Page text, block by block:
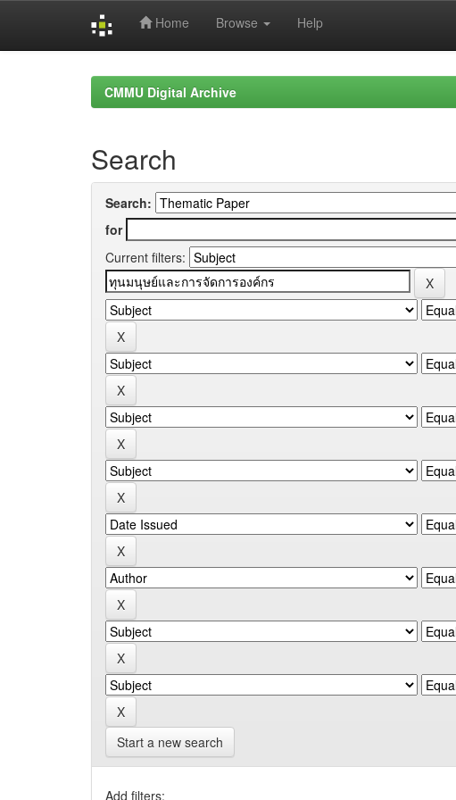
Home Browse Help
CMMU Digital Archive
Search
Search:
for
Current filters:
Start a new search
Add filters: